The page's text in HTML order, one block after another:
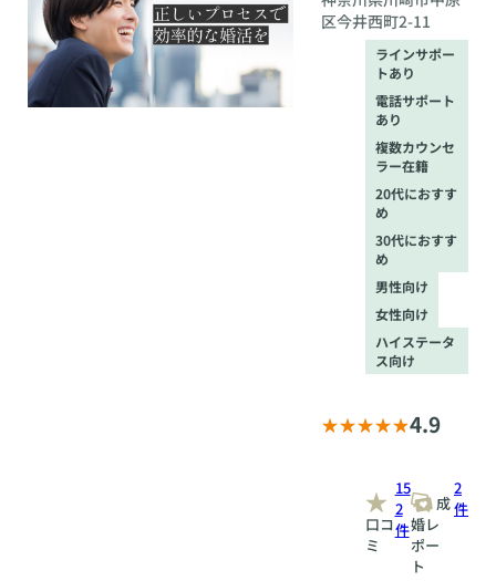
区今井西町2-11
ラインサポー
トあり
電話サポート
あり
複数カウンセ
ラー在籍
20代におすす
め
30代におすす
め
男性向け
女性向け
ハイステータ
ス向け
4.9
口コ
ミ
15
2
件
成
婚レ
ポー
ト
2
件